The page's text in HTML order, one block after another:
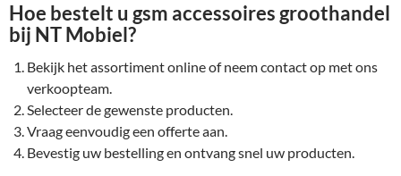
Hoe bestelt u gsm accessoires groothandel
bij NT Mobiel?
Bekijk het assortiment online of neem contact op met ons
verkoopteam.
Selecteer de gewenste producten.
Vraag eenvoudig een offerte aan.
Bevestig uw bestelling en ontvang snel uw producten.